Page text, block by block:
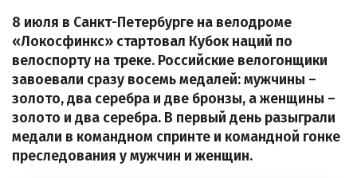
8 июля в Санкт-Петербурге на велодроме
«Локосфинкс» стартовал Кубок наций по
велоспорту на треке. Российские велогонщики
завоевали сразу восемь медалей: мужчины –
золото, два серебра и две бронзы, а женщины –
золото и два серебра. В первый день разыграли
медали в командном спринте и командной гонке
преследования у мужчин и женщин.